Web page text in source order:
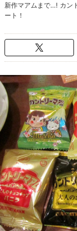
新作マアムまで…! カン
ート！